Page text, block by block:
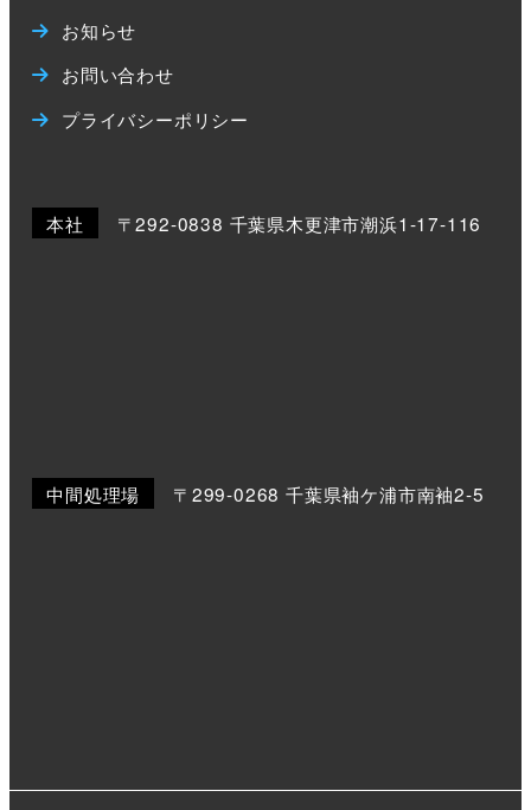
お知らせ
お問い合わせ
プライバシーポリシー
本社 〒292-0838 千葉県木更津市潮浜1-17-116
中間処理場 〒299-0268 千葉県袖ケ浦市南袖2-5